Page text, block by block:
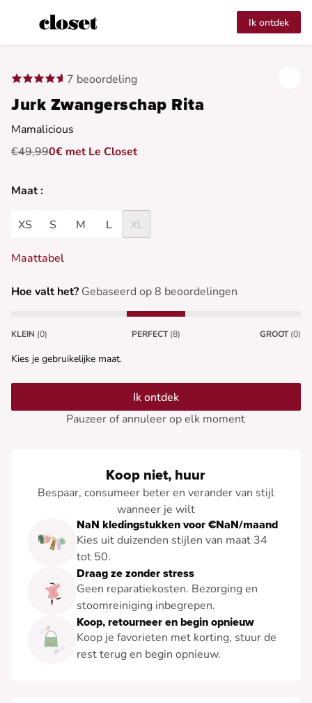
Ik ontdek
7 beoordeling
Jurk Zwangerschap Rita
Mamalicious
€49,990€ met Le Closet
Maat :
XS S M L XL
Maattabel
Hoe valt het? Gebaseerd op 8 beoordelingen
KLEIN (0) PERFECT (8) GROOT (0)
Kies je gebruikelijke maat.
Ik ontdek
Pauzeer of annuleer op elk moment
Koop niet, huur
Bespaar, consumeer beter en verander van stijl
wanneer je wilt
NaN kledingstukken voor €NaN/maand
Kies uit duizenden stijlen van maat 34
tot 50.
Draag ze zonder stress
Geen reparatiekosten. Bezorging en
stoomreiniging inbegrepen.
Koop, retourneer en begin opnieuw
Koop je favorieten met korting, stuur de
rest terug en begin opnieuw.